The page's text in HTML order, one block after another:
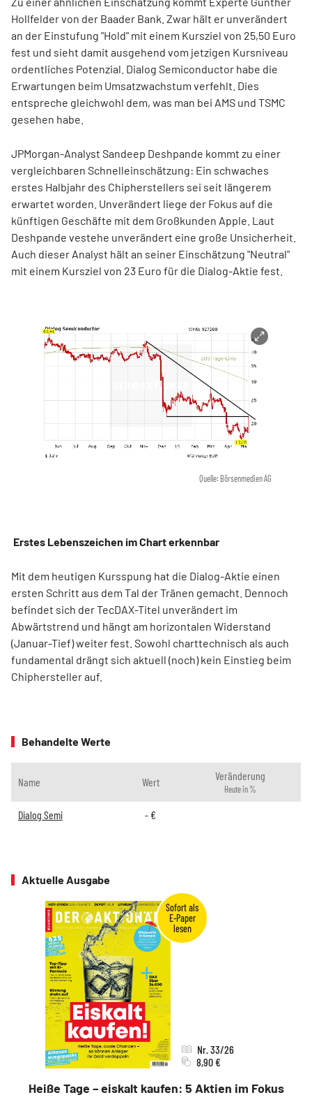
Hollfelder von der Baader Bank. Zwar hält er unverändert
an der Einstufung "Hold" mit einem Kursziel von 25,50 Euro
fest und sieht damit ausgehend vom jetzigen Kursniveau
ordentliches Potenzial. Dialog Semiconductor habe die
Erwartungen beim Umsatzwachstum verfehlt. Dies
entspreche gleichwohl dem, was man bei AMS und TSMC
gesehen habe.
JPMorgan-Analyst Sandeep Deshpande kommt zu einer
vergleichbaren Schnelleinschätzung: Ein schwaches
erstes Halbjahr des Chipherstellers sei seit längerem
erwartet worden. Unverändert liege der Fokus auf die
künftigen Geschäfte mit dem Großkunden Apple. Laut
Deshpande vestehe unverändert eine große Unsicherheit.
Auch dieser Analyst hält an seiner Einschätzung "Neutral"
mit einem Kursziel von 23 Euro für die Dialog-Aktie fest.
Quelle: Börsenmedien AG
Erstes Lebenszeichen im Chart erkennbar
Mit dem heutigen Kursspung hat die Dialog-Aktie einen
ersten Schritt aus dem Tal der Tränen gemacht. Dennoch
befindet sich der TecDAX-Titel unverändert im
Abwärtstrend und hängt am horizontalen Widerstand
(Januar-Tief) weiter fest. Sowohl charttechnisch als auch
fundamental drängt sich aktuell (noch) kein Einstieg beim
Chiphersteller auf.
Behandelte Werte
Name Wert Veränderung
Heute in %
Dialog Semi - €
Aktuelle Ausgabe
Heiße Tage – eiskalt kaufen: 5 Aktien im Fokus
Nr. 33/26
8,90 €